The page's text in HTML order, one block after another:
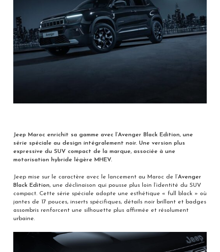
Jeep Maroc enrichit sa gamme avec l’Avenger Black Edition, une
série spéciale au design intégralement noir. Une version plus
expressive du SUV compact de la marque, associée à une
motorisation hybride légère MHEV.
Jeep mise sur le caractère avec le lancement au Maroc de l’Avenger
Black Edition, une déclinaison qui pousse plus loin l’identité du SUV
compact. Cette série spéciale adopte une esthétique « full black » où
jantes de 17 pouces, inserts spécifiques, détails noir brillant et badges
assombris renforcent une silhouette plus affirmée et résolument
urbaine.